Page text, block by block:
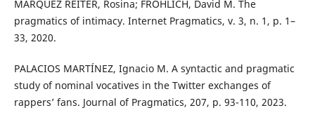
MÁRQUEZ REITER, Rosina; FROHLICH, David M. The
pragmatics of intimacy. Internet Pragmatics, v. 3, n. 1, p. 1–
33, 2020.
PALACIOS MARTÍNEZ, Ignacio M. A syntactic and pragmatic
study of nominal vocatives in the Twitter exchanges of
rappers’ fans. Journal of Pragmatics, 207, p. 93-110, 2023.